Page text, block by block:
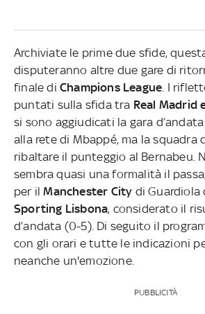
Archiviate le prime due sfide,
disputeranno altre due gare di
finale di Champions League . I
puntati sulla sfida tra Real Madrid
si sono aggiudicati la gara
alla rete di Mbappé, ma la squadra
ribaltare il punteggio al Bernabeu.
sembra quasi una formalità il
per ilManchester City di Guardiola
Sporting Lisbona, considerato il
d’andata (0-5). Di seguito il
con gli orari e tutte le indicazioni
neanche un'emozione.
PUBBLICITÀ